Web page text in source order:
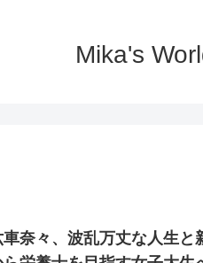
Mika's
車奈々、波乱万丈な人生と